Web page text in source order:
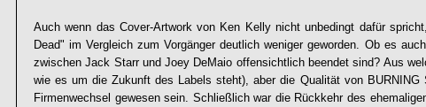
Auch wenn das Cover-Artwork von Ken Kelly nicht unbedingt dafür
Dead" im Vergleich zum Vorgänger deutlich weniger geworden. Ob es
zwischen Jack Starr und Joey DeMaio offensichtlich beendet sind? Aus
wie es um die Zukunft des Labels steht), aber die Qualität von BURNING
Firmenwechsel gewesen sein. Schließlich war die Rückkehr des